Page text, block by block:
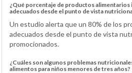
¿Qué porcentaje de productos alimentarios
adecuados desde el punto de vista
Un estudio alerta que un 80% de los
adecuados desde el punto de vista
promocionados.
¿Cuáles son algunos problemas
alimentos para niños menores de tres años?